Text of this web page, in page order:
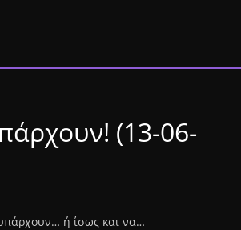
(13-06-
ή ίσως και να…